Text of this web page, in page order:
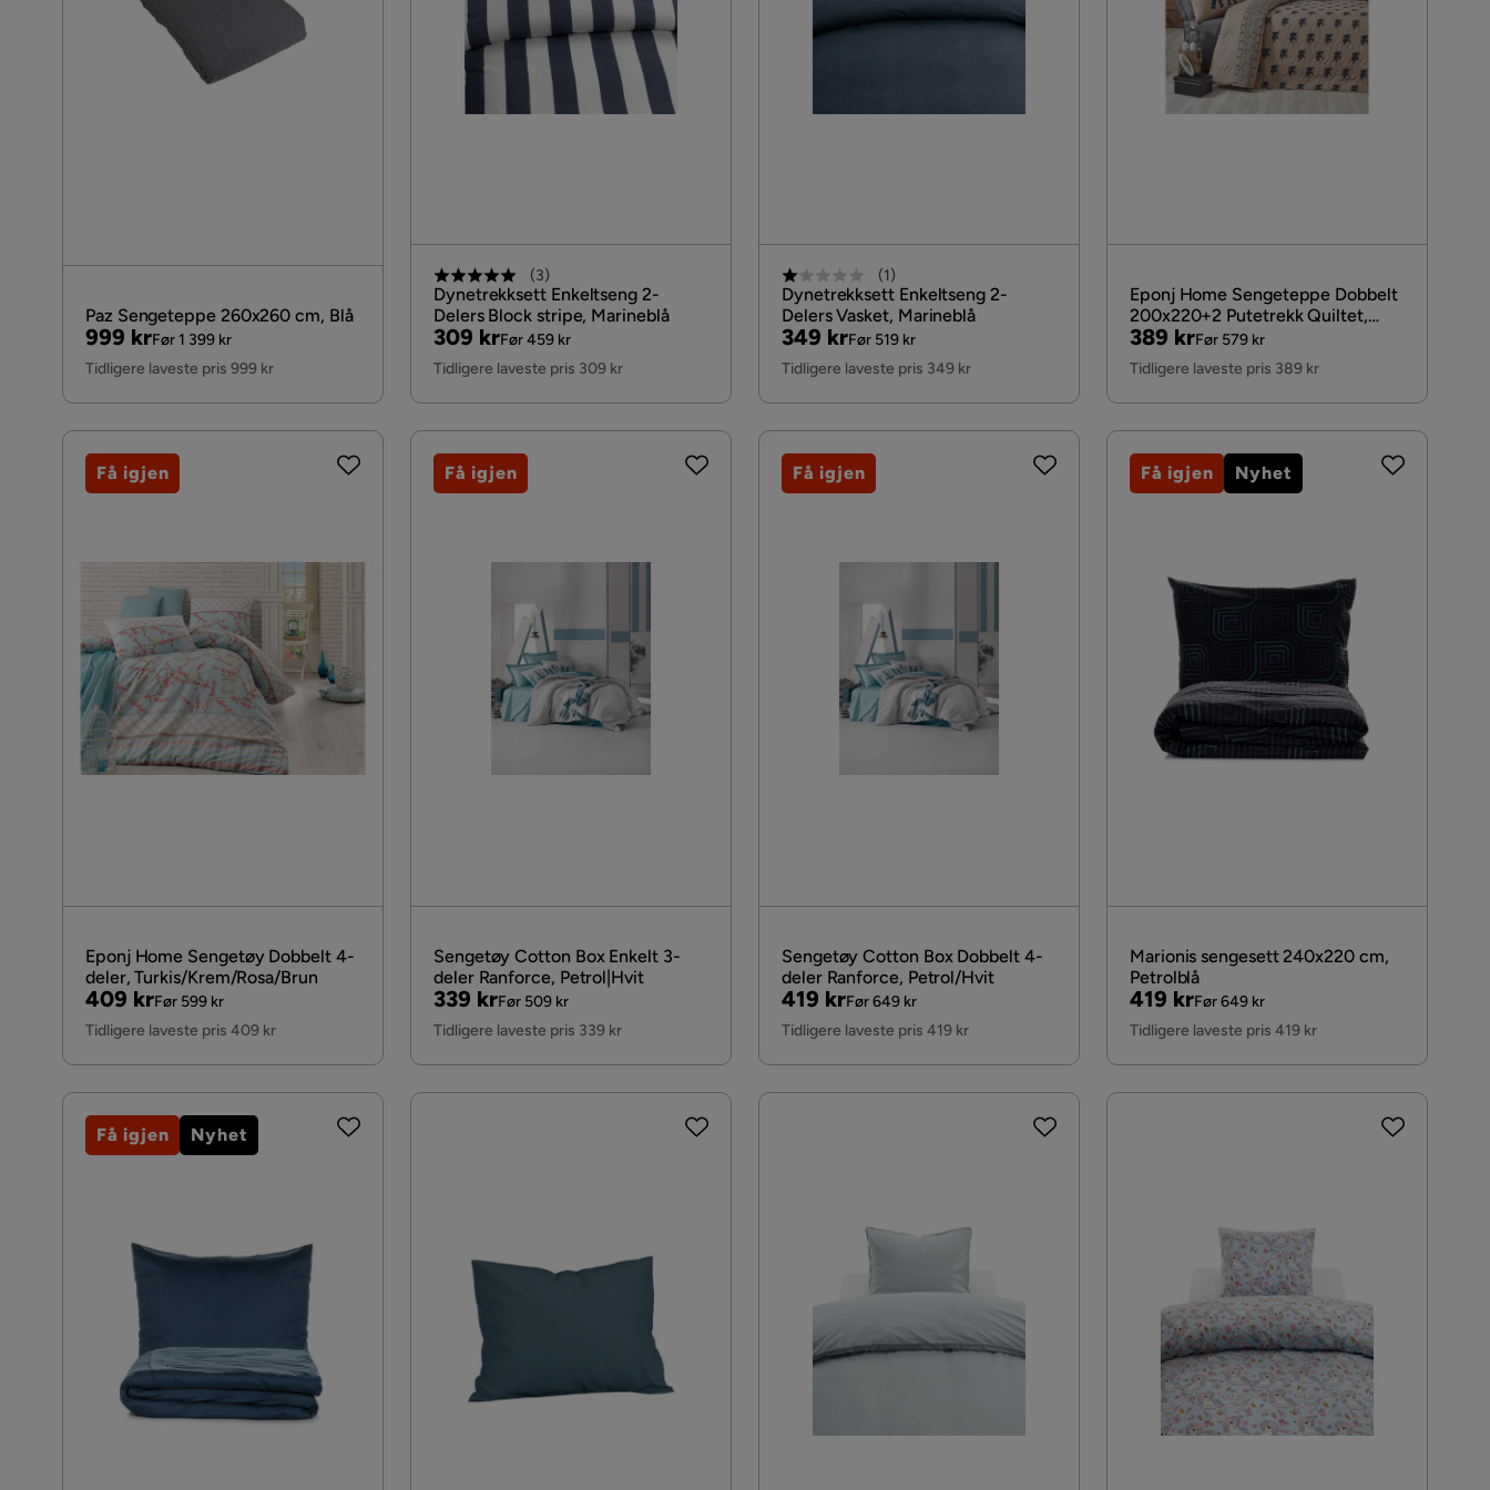
Paz Sengeteppe 260x260 cm, Blå
Pris
999 kr
Original
Pris
Før 1 399 kr
Tidligere laveste pris 999 kr
(3)
Dynetrekksett Enkeltseng 2-
Delers Block stripe, Marineblå
Pris
309 kr
Original
Pris
Før 459 kr
Tidligere laveste pris 309 kr
(1)
Dynetrekksett Enkeltseng 2-
Delers Vasket, Marineblå
Pris
349 kr
Original
Pris
Før 519 kr
Tidligere laveste pris 349 kr
Eponj Home Sengeteppe Dobbelt
200x220+2 Putetrekk Quiltet,
Blå/Ljusbrun
Pris
389 kr
Original
Pris
Før 579 kr
Tidligere laveste pris 389 kr
Eponj Home Sengetøy Dobbelt 4-
deler, Turkis/Krem/Rosa/Brun
Pris
409 kr
Original
Pris
Før 599 kr
Tidligere laveste pris 409 kr
Få igjen
Sengetøy Cotton Box Enkelt 3-
deler Ranforce, Petrol|Hvit
Pris
339 kr
Original
Pris
Før 509 kr
Tidligere laveste pris 339 kr
Få igjen
Sengetøy Cotton Box Dobbelt 4-
deler Ranforce, Petrol/Hvit
Pris
419 kr
Original
Pris
Før 649 kr
Tidligere laveste pris 419 kr
Få igjen
Marionis sengesett 240x220 cm,
Petrolblå
Pris
419 kr
Original
Pris
Før 649 kr
Tidligere laveste pris 419 kr
Få igjen Nyhet
Få igjen Nyhet